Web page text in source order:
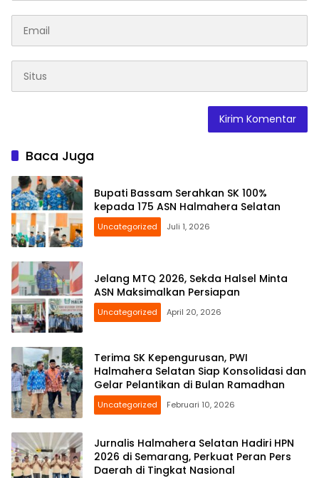
Baca Juga
Bupati Bassam Serahkan SK 100%
kepada 175 ASN Halmahera Selatan
Uncategorized Juli 1, 2026
Jelang MTQ 2026, Sekda Halsel Minta
ASN Maksimalkan Persiapan
Uncategorized April 20, 2026
Terima SK Kepengurusan, PWI
Halmahera Selatan Siap Konsolidasi dan
Gelar Pelantikan di Bulan Ramadhan
Uncategorized Februari 10, 2026
Jurnalis Halmahera Selatan Hadiri HPN
2026 di Semarang, Perkuat Peran Pers
Daerah di Tingkat Nasional